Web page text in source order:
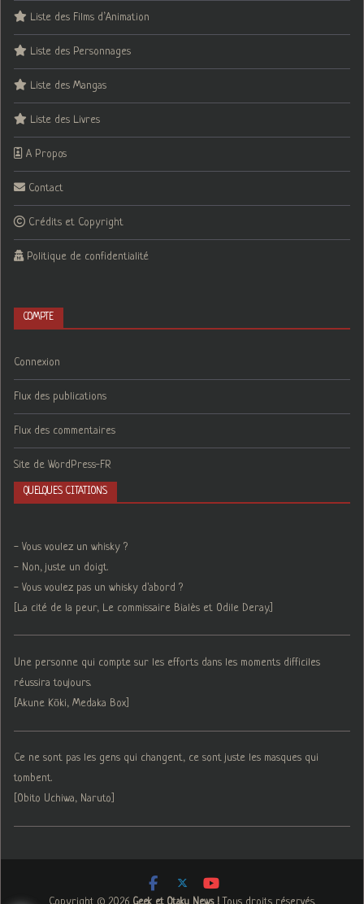
Liste des Films d’Animation
Liste des Personnages
Liste des Mangas
Liste des Livres
A Propos
Contact
Crédits et Copyright
Politique de confidentialité
COMPTE
Connexion
Flux des publications
Flux des commentaires
Site de WordPress-FR
QUELQUES CITATIONS
- Vous voulez un whisky ?
- Non, juste un doigt.
- Vous voulez pas un whisky d'abord ?
[La cité de la peur, Le commissaire Bialès et Odile Deray.]
Une personne qui compte sur les efforts dans les moments difficiles
réussira toujours.
[Akune Kōki, Medaka Box]
Ce ne sont pas les gens qui changent, ce sont juste les masques qui
tombent.
[Obito Uchiwa, Naruto]
Copyright © 2026 . Tous droits réservés.